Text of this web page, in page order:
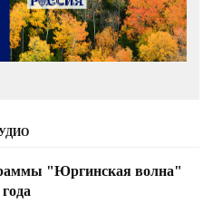
"Юргинская волна"